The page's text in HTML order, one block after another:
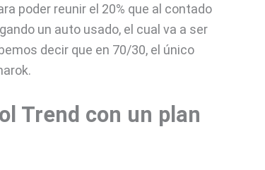
poder reunir el 20% que al contado
un auto usado, el cual va a ser
decir que en 70/30, el único
Trend con un plan